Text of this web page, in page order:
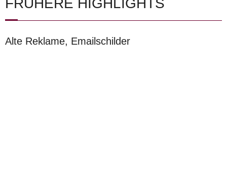
Datenschutzerklärung
Impressum
FRÜHERE HIGHLIGHTS
Alte Reklame, Emailschilder